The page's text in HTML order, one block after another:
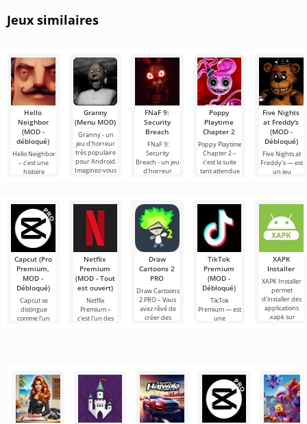
Jeux similaires
Hello
Neighbor
(MOD -
débloqué)
Hello Neighbor
– c'est une
histoire
voisin», mais
cette fois en
Granny
(Menu MOD)
Granny - un
jeu d'horreur
très populaire
pour Android.
Imaginez-vous
FNaF 9:
Security
Breach
FNaF 9:
Security
Breach - un jeu
d'horreur
cheveux hors
Poppy
Playtime
Chapter 2
Poppy Playtime
Chapter 2 –
c'est la suite
tant attendue
que héros
Five Nights
at Freddy's
(MOD -
Débloqué)
Five Nights at
Freddy's — est
un jeu
développé par
Scott
Capcut (Pro
Premium,
MOD -
Débloqué)
Capcut se
distingue
comme l'un
Netflix
Premium
(MOD - Tout
est ouvert)
Netflix
Premium –
c'est l'un des
Draw
Cartoons 2
PRO
Draw Cartoons
2 PRO – Vous
avez rêvé de
créer des
TikTok
Premium
(MOD -
Débloqué)
TikTok
Premium — est
une
XAPK
Installer
XAPK Installer
permet
d'installer des
applications
.xapk sur